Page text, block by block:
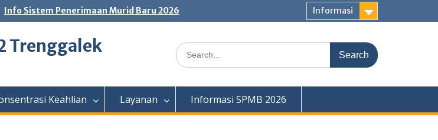
Info Sistem Penerimaan Murid Baru 2026 Informasi
Trenggalek
Search
for:
Keahlian Layanan Informasi SPMB 2026